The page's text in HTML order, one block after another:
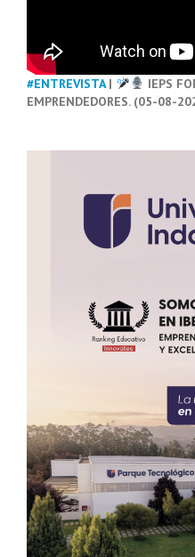
#ENTREVISTA|
IEPS
EMPRENDEDORES. (05-08-